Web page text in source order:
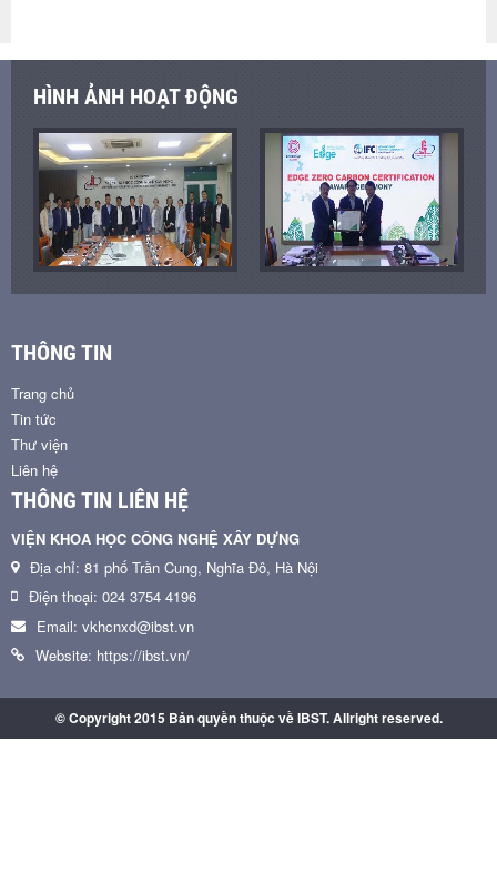
HÌNH ẢNH HOẠT ĐỘNG
THÔNG TIN
Trang chủ
Tin tức
Thư viện
Liên hệ
THÔNG TIN LIÊN HỆ
VIỆN KHOA HỌC CÔNG NGHỆ XÂY DỰNG
Địa chỉ: 81 phố Trần Cung, Nghĩa Đô, Hà Nội
Điện thoại: 024 3754 4196
Email: vkhcnxd@ibst.vn
Website: https://ibst.vn/
© Copyright 2015 Bản quyền thuộc về IBST. Allright reserved.